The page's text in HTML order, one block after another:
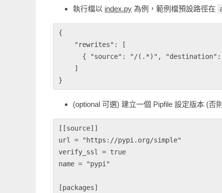
執行檔以 index.py 為例，範例檔預設路徑在
{
(optional 可選) 建立一個 Pipfile 設定版本 (否
[[source]]
url = "https://pypi.org/simple"
verify_ssl = true
name = "pypi"
[packages]